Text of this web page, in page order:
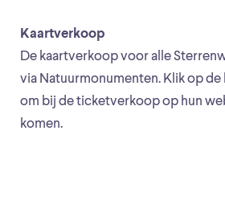
Kaartverkoop
De kaartverkoop voor alle
via Natuurmonumenten. Klik op
om bij de ticketverkoop op hun
komen.